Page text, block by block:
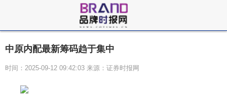
中原内配最新筹码趋于集中
时间：2025-09-12 09:42:03 来源：证券时报网